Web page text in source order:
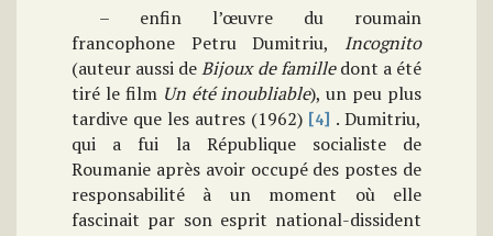
– enfin l’œuvre du roumain
francophone Petru Dumitriu, Incognito
(auteur aussi deBijoux de familledont a été
tiré le film Un été inoubliable), un peu plus
tardive que les autres (1962) [4] . Dumitriu,
qui a fui la République socialiste de
Roumanie après avoir occupé des postes de
responsabilité à un moment où elle
fascinait par son esprit national-dissident